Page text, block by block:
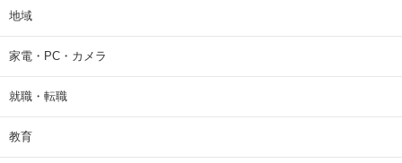
地域
家電・PC・カメラ
就職・転職
教育